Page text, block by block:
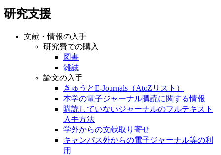
研究支援
文献・情報の入手
研究費での購入
図書
雑誌
論文の入手
きゅうとE-Journals（AtoZリスト）
本学の電子ジャーナル購読に関する情報
購読していないジャーナルのフルテキスト
入手方法
学外からの文献取り寄せ
キャンパス外からの電子ジャーナル等の利
用